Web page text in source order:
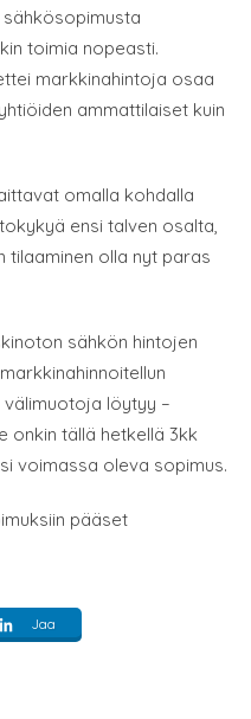
toimia nopeasti.
markkinahintoja osaa
ammattilaiset kuin
omalla kohdalla
ensi talven osalta,
tilaaminen olla nyt paras
sähkön hintojen
löytyy –
onkin tällä hetkellä 3kk
voimassa oleva sopimus.
pääset
Jaa